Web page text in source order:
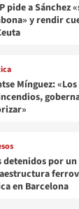
pide a Sánchez
y rendir
Mínguez:
detenidos por
en Barcelona